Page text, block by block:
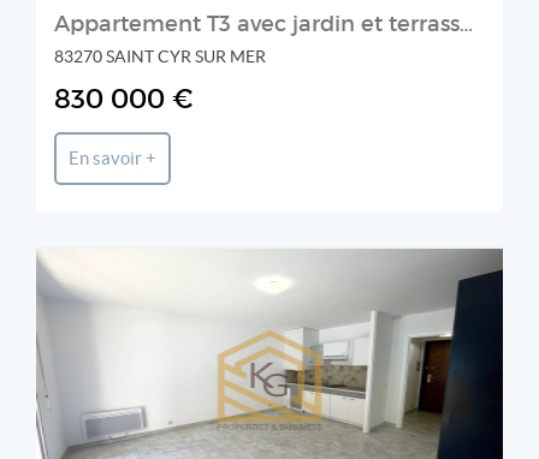
Appartement T3 avec jardin et terrasse à vendre aux Lecques
83270 SAINT CYR SUR MER
830 000 €
En savoir +
K&G International Properties